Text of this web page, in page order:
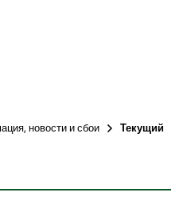
новости и сбои Текущий